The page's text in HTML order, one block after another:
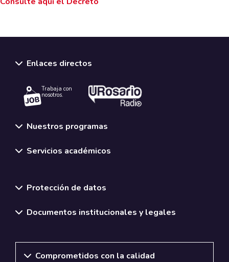
Enlaces directos
Trabaja con
nosotros.
Nuestros programas
Servicios académicos
Protección de datos
Documentos institucionales y legales
Comprometidos con la calidad